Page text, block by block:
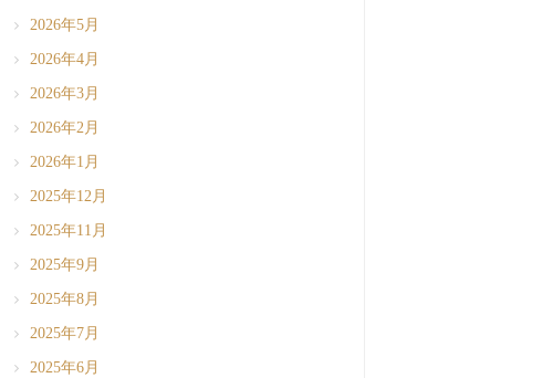
2026年5月
2026年4月
2026年3月
2026年2月
2026年1月
2025年12月
2025年11月
2025年9月
2025年8月
2025年7月
2025年6月